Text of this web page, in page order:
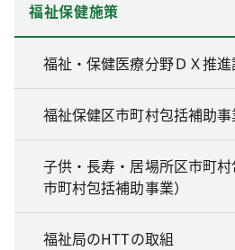
福祉保健施策
福祉・保健医療分野ＤＸ推進
福祉保健区市町村包括補助事
子供・長寿・居場所区市町
市町村包括補助事業）
福祉局のHTTの取組